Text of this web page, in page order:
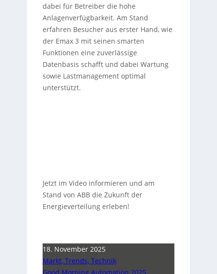
dabei für Betreiber die hohe
Anlagenverfügbarkeit. Am Stand
erfahren Besucher aus erster Hand, wie
der Emax 3 mit seinen smarten
Funktionen eine zuverlässige
Datenbasis schafft und dabei Wartung
sowie Lastmanagement optimal
unterstützt.
Jetzt im Video informieren und am
Stand von ABB die Zukunft der
Energieverteilung erleben!
18. November 2025
Markt, Trends, Technik
Good Morning Automation 2025